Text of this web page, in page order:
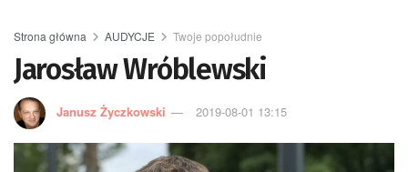
Strona główna AUDYCJE Twoje popołudnie
Jarosław Wróblewski
Janusz Życzkowski 2019-08-01 13:15